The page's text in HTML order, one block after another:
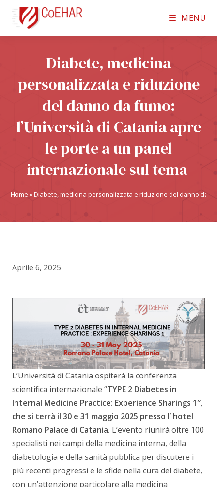
MENU
Diabete, medicina
personalizzata e riduzione
del danno da fumo:
l’Università di Catania apre
le porte a un panel
internazionale sul tema
Home »Diabete, medicina personalizzata e riduzione del danno da
Aprile 6, 2025
L’Università di Catania ospiterà la conferenza
scientifica internazionale “TYPE 2 Diabetes in
Internal Medicine Practice: Experience Sharings 1″,
che si terrà il 30 e 31 maggio 2025 presso l’ hotel
Romano Palace di Catania. L’evento riunirà oltre 100
specialisti nei campi della medicina interna, della
diabetologia e della sanità pubblica per discutere i
più recenti progressi e le sfide nella cura del diabete,
con un’attenzione particolare alla medicina